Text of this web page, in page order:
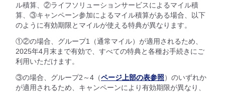
ル積算、②ライフソリューションサービスによるマイル積
算、③キャンペーン参加によるマイル積算がある場合、以下
のように有効期限とマイルが使える特典が異なります。
①②の場合、グループ1（通常マイル）が適用されるため、
2025年4月末まで有効で、すべての特典と各種お手続きにご
利用いただけます。
③の場合、グループ2～4（ページ上部の表参照）のいずれか
が適用されるため、キャンペーンにより有効期限が異なり、